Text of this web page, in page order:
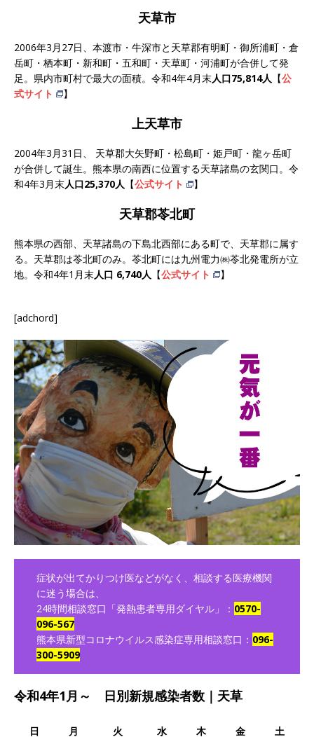
天草市
2006年3月27日、本渡市・牛深市と天草郡有明町・御所浦町・倉
岳町・栖本町・新和町・五和町・天草町・河浦町が合併して発
足。県内市町村で最大の面積。令和4年4月末人口75,814人 【公
式サイト
】
上天草市
2004年3月31日、 天草郡大矢野町・松島町・姫戸町・龍ヶ岳町
が合併して誕生。熊本県の南西に位置する天草諸島の玄関口。令
和4年3月末人口25,370人 【公式サイト 】
天草郡苓北町
熊本県の西部、天草諸島の下島北西部にある町で、天草郡に属す
る。天草郡は苓北町のみ。苓北町には九州電力㈱苓北発電所が立
地。令和4年1月末人口 6,740人 【公式サイト 】
[adchord]
症状が出てかりつけ医などがなく、相談する医療機関
に迷う場合は、
24時間相談窓口「発熱患者専用ダイヤル」： 0570-
096-567
熊本県新型コロナウイルス感染症専用相談窓口： 096-
300-5909
令和4年1月～ 日別新規感染者数｜天草
日 月 火 水 木 金 土